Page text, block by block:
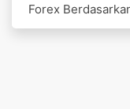
Forex